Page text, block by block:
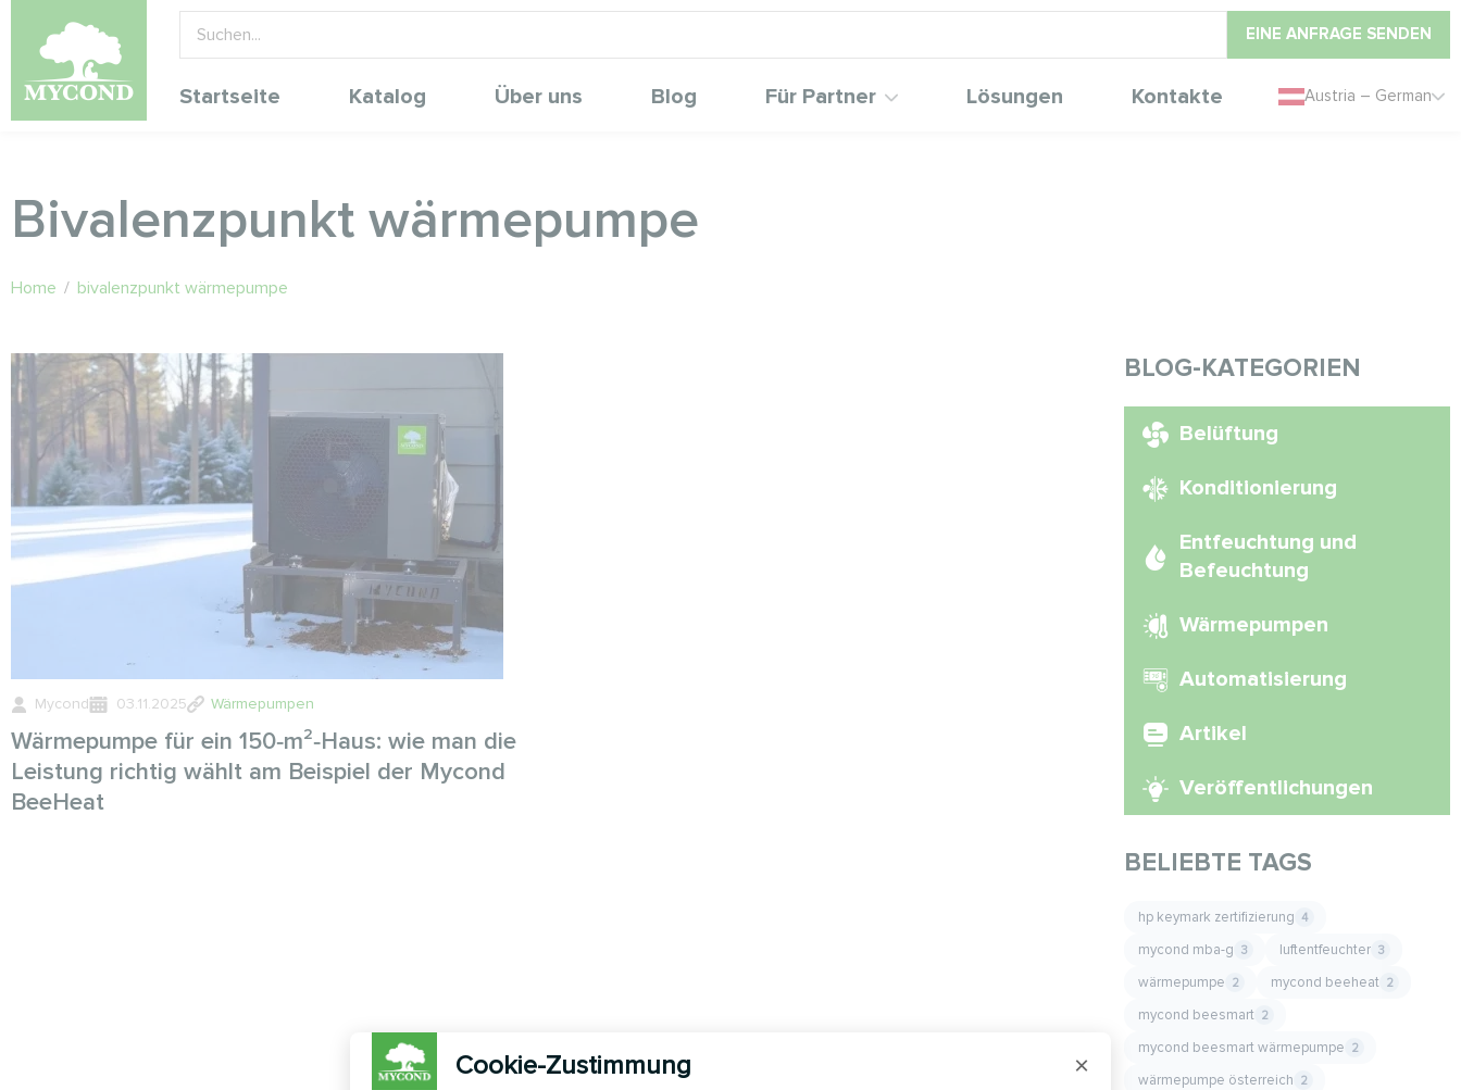
EINE ANFRAGE SENDEN
Startseite Katalog Über uns Blog Für Partner Lösungen Kontakte Austria – German
Bivalenzpunkt wärmepumpe
Home / bivalenzpunkt wärmepumpe
Mycond 03.11.2025 Wärmepumpen
Wärmepumpe für ein 150‑m²‑Haus: wie man die
Leistung richtig wählt am Beispiel der Mycond
BeeHeat
BLOG-KATEGORIEN
Belüftung
Konditionierung
Entfeuchtung und
Befeuchtung
Wärmepumpen
Automatisierung
Artikel
Veröffentlichungen
BELIEBTE TAGS
hp keymark zertifizierung 4
mycond mba-g 3 luftentfeuchter 3
wärmepumpe 2 mycond beeheat 2
mycond beesmart 2
mycond beesmart wärmepumpe 2
wärmepumpe österreich 2
Cookie-Zustimmung ×